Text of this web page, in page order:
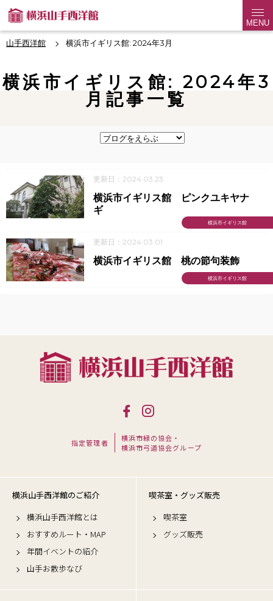
MENU
山手西洋館 横浜市イギリス館: 2024年3月
横浜市イギリス館: 2024年3
月記事一覧
更新日：2024.03.23
横浜市イギリス館
横浜市イギリス館 ピンクユキヤナ
ギ
更新日：2024.03.01
横浜市イギリス館
横浜市イギリス館 桃の節句装飾
指定管理者
横浜市緑の協会・
横浜市弓道協会グループ
横浜山手西洋館のご紹介
横浜山手西洋館とは
おすすめルート・MAP
年間イベントの紹介
山手お散歩なび
喫茶室・グッズ販売
喫茶室
グッズ販売